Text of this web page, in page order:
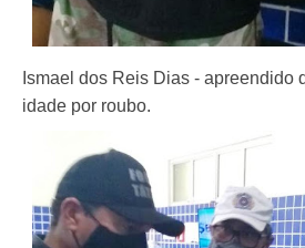
Ismael dos Reis Dias - apreendido
idade por roubo.